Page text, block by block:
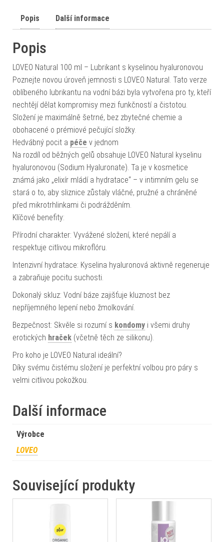
Popis Další informace
Popis
LOVEO Natural 100 ml – Lubrikant s kyselinou hyaluronovou
Poznejte novou úroveň jemnosti s LOVEO Natural. Tato verze
oblíbeného lubrikantu na vodní bázi byla vytvořena pro ty, kteří
nechtějí dělat kompromisy mezi funkčností a čistotou.
Složení je maximálně šetrné, bez zbytečné chemie a
obohacené o prémiové pečující složky.
Hedvábný pocit a péče v jednom
Na rozdíl od běžných gelů obsahuje LOVEO Natural kyselinu
hyaluronovou (Sodium Hyaluronate). Ta je v kosmetice
známá jako „elixír mládí a hydratace“ – v intimním gelu se
stará o to, aby sliznice zůstaly vláčné, pružné a chráněné
před mikrotrhlinkami či podrážděním.
Klíčové benefity:
Přírodní charakter: Vyvážené složení, které nepálí a
respektuje citlivou mikroflóru.
Intenzivní hydratace: Kyselina hyaluronová aktivně regeneruje
a zabraňuje pocitu suchosti.
Dokonalý skluz: Vodní báze zajišťuje kluznost bez
nepříjemného lepení nebo žmolkování.
Bezpečnost: Skvěle si rozumí s kondomy i všemi druhy
erotických hraček (včetně těch ze silikonu).
Pro koho je LOVEO Natural ideální?
Díky svému čistému složení je perfektní volbou pro páry s
velmi citlivou pokožkou.
Další informace
Výrobce
LOVEO
Související produkty